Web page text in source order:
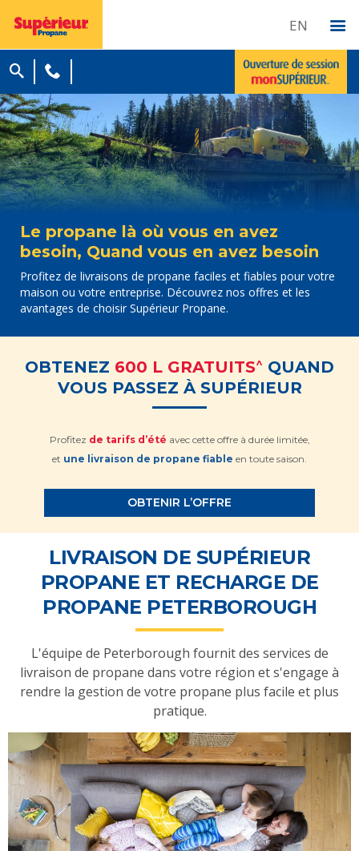
EN
Le propane là où vous en avez
besoin, Quand vous en avez besoin
Profitez de livraisons de propane faciles et fiables pour votre
maison ou votre entreprise. Découvrez nos offres et les
avantages de choisir Supérieur Propane.
OBTENEZ 600 L GRATUITS^ QUAND
VOUS PASSEZ À SUPÉRIEUR
Profitez de tarifs d’été avec cette offre à durée limitée,
et une livraison de propane fiable en toute saison.
OBTENIR L’OFFRE
LIVRAISON DE SUPÉRIEUR
PROPANE ET RECHARGE DE
PROPANE PETERBOROUGH
L'équipe de Peterborough fournit des services de
livraison de propane dans votre région et s'engage à
rendre la gestion de votre propane plus facile et plus
pratique.